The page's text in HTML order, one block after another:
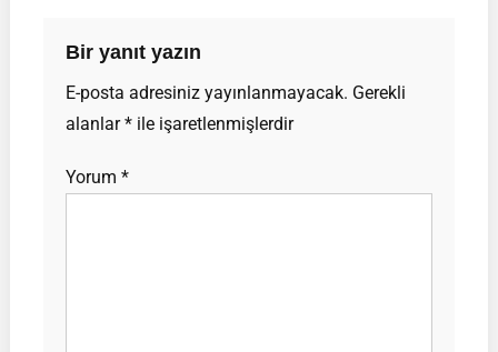
Bir yanıt yazın
E-posta adresiniz yayınlanmayacak. Gerekli
alanlar*ile işaretlenmişlerdir
Yorum *